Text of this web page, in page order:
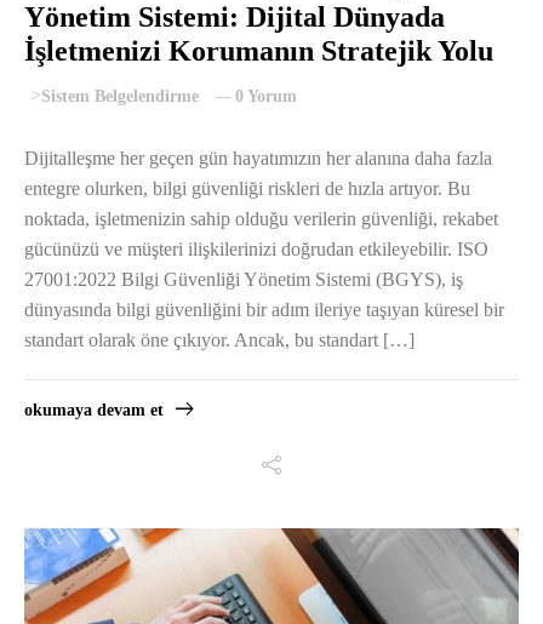
Yönetim Sistemi: Dijital Dünyada
İşletmenizi Korumanın Stratejik Yolu
>Sistem Belgelendirme 0 Yorum
Dijitalleşme her geçen gün hayatımızın her alanına daha fazla
entegre olurken, bilgi güvenliği riskleri de hızla artıyor. Bu
noktada, işletmenizin sahip olduğu verilerin güvenliği, rekabet
gücünüzü ve müşteri ilişkilerinizi doğrudan etkileyebilir. ISO
27001:2022 Bilgi Güvenliği Yönetim Sistemi (BGYS), iş
dünyasında bilgi güvenliğini bir adım ileriye taşıyan küresel bir
standart olarak öne çıkıyor. Ancak, bu standart […]
okumaya devam et